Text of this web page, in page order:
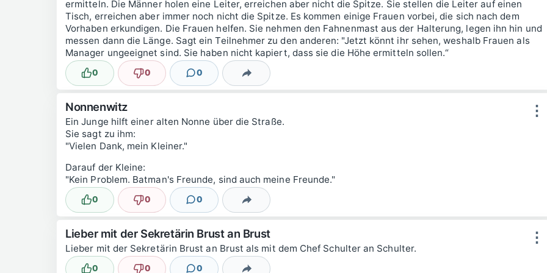
ermitteln. Die Männer holen eine Leiter, erreichen aber nicht die Spitze. Sie stellen die Leiter auf einen
Tisch, erreichen aber immer noch nicht die Spitze. Es kommen einige Frauen vorbei, die sich nach dem
Vorhaben erkundigen. Die Frauen helfen. Sie nehmen den Fahnenmast aus der Halterung, legen ihn hin und
messen dann die Länge. Sagt ein Teilnehmer zu den anderen: "Jetzt könnt ihr sehen, weshalb Frauen als
Manager ungeeignet sind. Sie haben nicht kapiert, dass sie die Höhe ermitteln sollen.“
Lustig
0 Nicht lustig
0 0
KommentareTeilen
⋮
Nonnenwitz
Ein Junge hilft einer alten Nonne über die Straße.
Sie sagt zu ihm:
"Vielen Dank, mein Kleiner."
Darauf der Kleine:
"Kein Problem. Batman's Freunde, sind auch meine Freunde."
Lustig
0 Nicht lustig
0 0
KommentareTeilen
⋮
Lieber mit der Sekretärin Brust an Brust
Lieber mit der Sekretärin Brust an Brust als mit dem Chef Schulter an Schulter.
0 0 0